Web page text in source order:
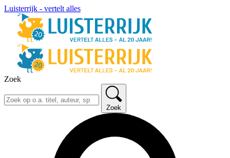
Luisterrijk - vertelt alles
Zoek
Zoek